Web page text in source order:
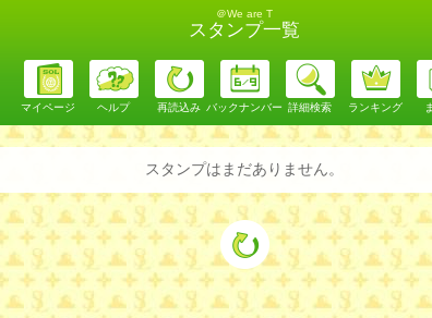
＠We are T
スタンプ一覧
マイページ ヘルプ 再読込み バックナンバー 詳細検索 ランキング
スタンプはまだありません。